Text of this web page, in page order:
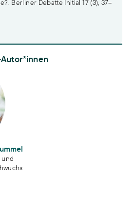
Berliner Debatte Initial 17 (3), 37–